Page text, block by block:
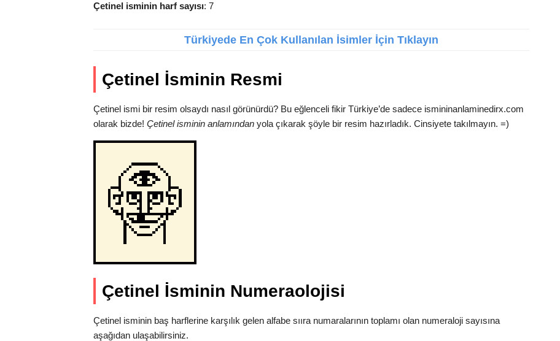
Çetinel isminin harf sayısı: 7
Türkiyede En Çok Kullanılan İsimler İçin Tıklayın
Çetinel İsminin Resmi
Çetinel ismi bir resim olsaydı nasıl görünürdü? Bu eğlenceli fikir Türkiye’de sadece ismininanlaminedirx.com
olarak bizde! Çetinel isminin anlamından yola çıkarak şöyle bir resim hazırladık. Cinsiyete takılmayın. =)
Çetinel İsminin Numeraolojisi
Çetinel isminin baş harflerine karşılık gelen alfabe sııra numaralarının toplamı olan numeraloji sayısına
aşağıdan ulaşabilirsiniz.